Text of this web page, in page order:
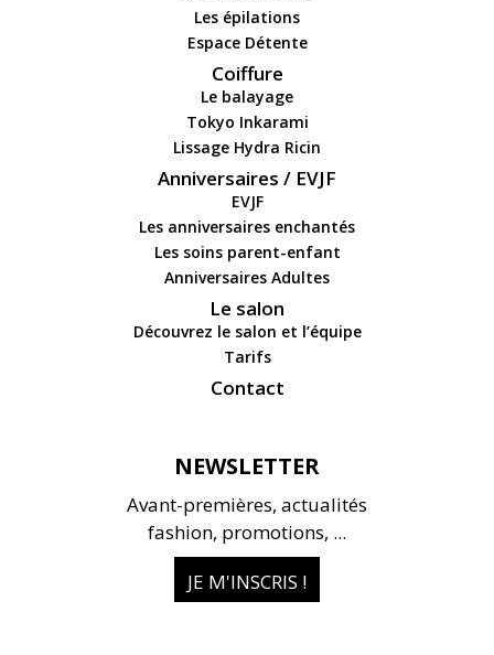
Les épilations
Espace Détente
Coiffure
Le balayage
Tokyo Inkarami
Lissage Hydra Ricin
Anniversaires / EVJF
EVJF
Les anniversaires enchantés
Les soins parent-enfant
Anniversaires Adultes
Le salon
Découvrez le salon et l’équipe
Tarifs
Contact
NEWSLETTER
Avant-premières, actualités
fashion, promotions, ...
JE M'INSCRIS !